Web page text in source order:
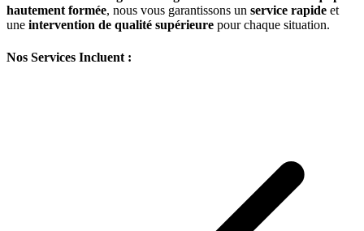
hautement formée, nous vous garantissons un service rapide et
une intervention de qualité supérieure pour chaque situation.
Nos Services Incluent :